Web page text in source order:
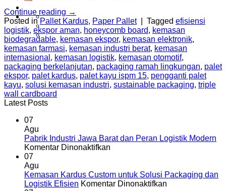
Continue reading →
Posted in Pallet Kardus, Paper Pallet Tagged efisiensi
logistik, ekspor aman, honeycomb board, kemasan
biodegradable, kemasan ekspor, kemasan elektronik,
kemasan farmasi, kemasan industri berat, kemasan
internasional , kemasan logistik, kemasan otomotif,
packaging berkelanjutan, packaging ramah lingkungan, palet
ekspor, palet kardus, palet kayu ispm 15, pengganti palet
kayu, solusi kemasan industri, sustainable packaging, triple
wall cardboard
Latest Posts
07
Agu
Pabrik Industri Jawa Barat dan Peran Logistik Modern
Komentar Dinonaktifkan
Jawa
Barat
07
Agu
Kemasan Kardus Custom untuk Solusi Packaging dan
Logistik Efisien Komentar Dinonaktifkan